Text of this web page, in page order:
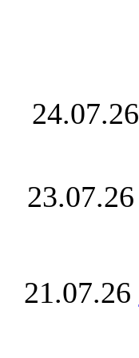
24.07.26
23.07.26
21.07.26